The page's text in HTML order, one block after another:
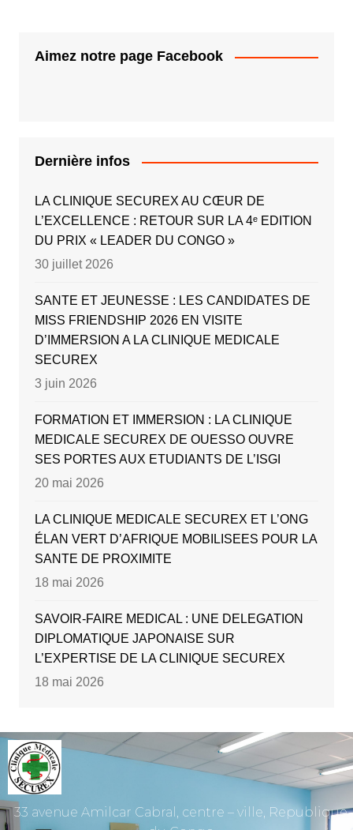
Aimez notre page Facebook
Dernière infos
LA CLINIQUE SECUREX AU CŒUR DE
L’EXCELLENCE : RETOUR SUR LA 4ᵉ EDITION
DU PRIX « LEADER DU CONGO »
30 juillet 2026
SANTE ET JEUNESSE : LES CANDIDATES DE
MISS FRIENDSHIP 2026 EN VISITE
D’IMMERSION A LA CLINIQUE MEDICALE
SECUREX
3 juin 2026
FORMATION ET IMMERSION : LA CLINIQUE
MEDICALE SECUREX DE OUESSO OUVRE
SES PORTES AUX ETUDIANTS DE L’ISGI
20 mai 2026
LA CLINIQUE MEDICALE SECUREX ET L’ONG
ÉLAN VERT D’AFRIQUE MOBILISEES POUR LA
SANTE DE PROXIMITE
18 mai 2026
SAVOIR-FAIRE MEDICAL : UNE DELEGATION
DIPLOMATIQUE JAPONAISE SUR
L’EXPERTISE DE LA CLINIQUE SECUREX
18 mai 2026
33 avenue Amilcar Cabral, centre – ville, Republique